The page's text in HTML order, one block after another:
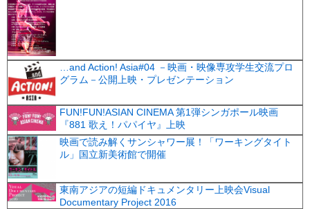
…and Action! Asia#04 －映画・映像専攻学生交流プロ
グラム－公開上映・プレゼンテーション
FUN!FUN!ASIAN CINEMA 第1弾シンガポール映画
『881 歌え！パパイヤ』上映
映画で読み解くサンシャワー展！「ワーキングタイト
ル」国立新美術館で開催
東南アジアの短編ドキュメンタリー上映会Visual
Documentary Project 2016